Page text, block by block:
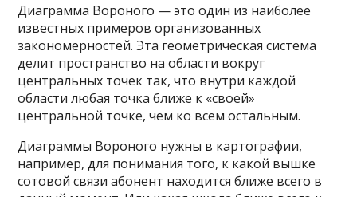
Диаграмма Вороного — это один из наиболее
известных примеров организованных
закономерностей. Эта геометрическая система
делит пространство на области вокруг
центральных точек так, что внутри каждой
области любая точка ближе к «своей»
центральной точке, чем ко всем остальным.
Диаграммы Вороного нужны в картографии,
например, для понимания того, к какой вышке
сотовой связи абонент находится ближе всего в